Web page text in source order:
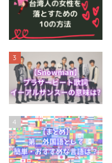
3
4